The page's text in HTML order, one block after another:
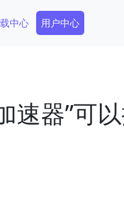
中心 Secondary Menu
用户中心
速器”可